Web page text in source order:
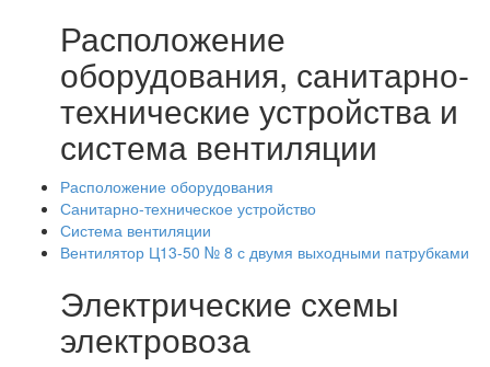
Расположение
оборудования, санитарно-
технические устройства и
система вентиляции
Расположение оборудования
Санитарно-техническое устройство
Система вентиляции
Вентилятор Ц13-50 № 8 с двумя выходными патрубками
Электрические схемы
электровоза